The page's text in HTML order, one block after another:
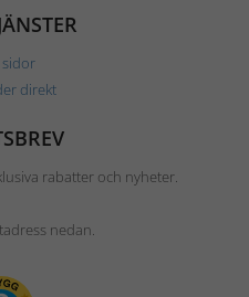
sidor
direkt
rabatter och nyheter.
nedan.